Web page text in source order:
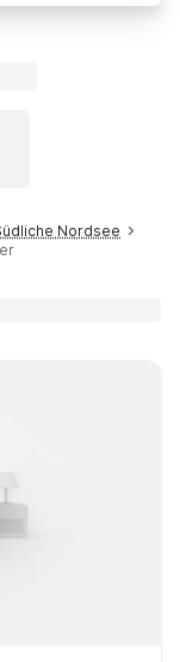
Nordsee